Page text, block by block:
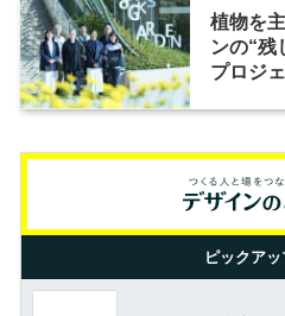
植物を
ンの“残
プロジ
ピックアッ